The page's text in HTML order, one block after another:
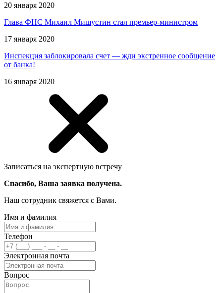
20 января 2020
Глава ФНС Михаил Мишустин стал премьер-министром
17 января 2020
Инспекция заблокировала счет — жди экстренное сообщение
от банка!
16 января 2020
Записаться на экспертную встречу
Спасибо, Ваша заявка получена.
Наш сотрудник свяжется с Вами.
Имя и фамилия
Телефон
Электронная почта
Вопрос